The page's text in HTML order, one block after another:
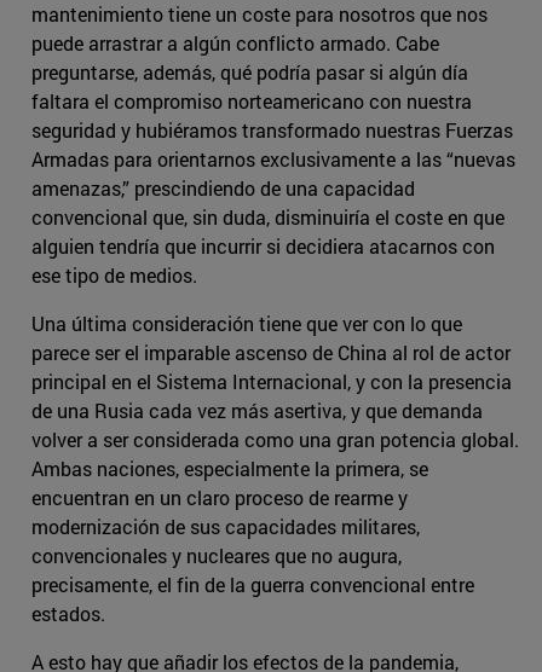
mantenimiento tiene un coste para nosotros que nos
puede arrastrar a algún conflicto armado. Cabe
preguntarse, además, qué podría pasar si algún día
faltara el compromiso norteamericano con nuestra
seguridad y hubiéramos transformado nuestras Fuerzas
Armadas para orientarnos exclusivamente a las “nuevas
amenazas,” prescindiendo de una capacidad
convencional que, sin duda, disminuiría el coste en que
alguien tendría que incurrir si decidiera atacarnos con
ese tipo de medios.
Una última consideración tiene que ver con lo que
parece ser el imparable ascenso de China al rol de actor
principal en el Sistema Internacional, y con la presencia
de una Rusia cada vez más asertiva, y que demanda
volver a ser considerada como una gran potencia global.
Ambas naciones, especialmente la primera, se
encuentran en un claro proceso de rearme y
modernización de sus capacidades militares,
convencionales y nucleares que no augura,
precisamente, el fin de la guerra convencional entre
estados.
A esto hay que añadir los efectos de la pandemia,